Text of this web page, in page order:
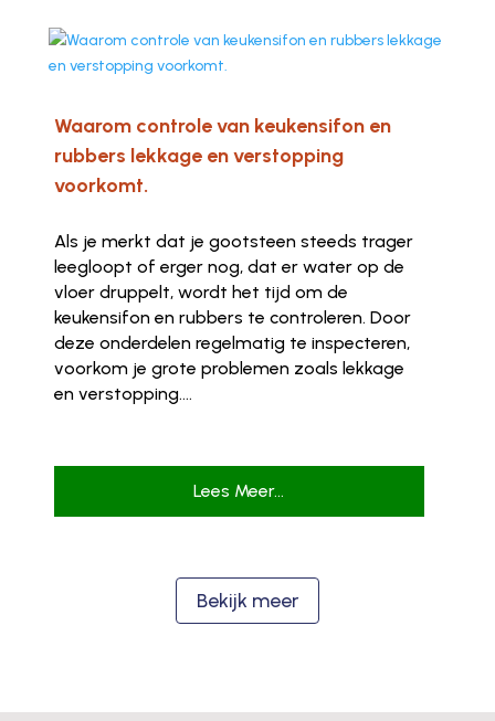
Waarom controle van keukensifon en
rubbers lekkage en verstopping
voorkomt.
Als je merkt dat je gootsteen steeds trager
leegloopt of erger nog, dat er water op de
vloer druppelt, wordt het tijd om de
keukensifon en rubbers te controleren. Door
deze onderdelen regelmatig te inspecteren,
voorkom je grote problemen zoals lekkage
en verstopping....
Lees Meer...
Bekijk meer